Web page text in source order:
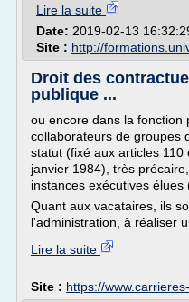
Lire la suite
Date: 2019-02-13
Site : http://
Droit des
publique ...
ou encore dans la fonction
collaborateurs de groupes
statut (fixé aux articles
janvier 1984), très
instances exécutives élues
Quant aux vacataires, ils
l'administration, à réaliser
Lire la suite
Site : https://